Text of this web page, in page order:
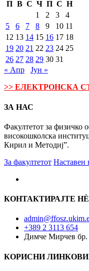
П В С Ч П С Н
1
2 3
4
5
6 7 8 9 10 11
12 13 14 15 16 17 18
19 20 21 22 23 24 25
26 27 28 29 30 31
« Апр
Јун »
>> ЕЛЕКТРОНСКА
ЗА НАС
Факултетот за физичко
високошколска
Кирил и Методиј”.
За факултетот Наставен
КОНТАКТИРАЈТЕ НÈ
+389 2 3113 654
Димче Мирчев бр.
КОРИСНИ ЛИНКОВИ